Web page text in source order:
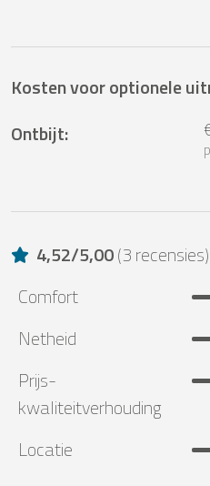
Kosten voor optionele
Ontbijt:
4,52/5,00(3 recensies)
Comfort
Netheid
Prijs-
kwaliteitverhouding
Locatie